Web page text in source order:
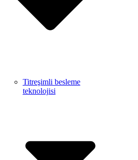
Titreşimli besleme
teknolojisi